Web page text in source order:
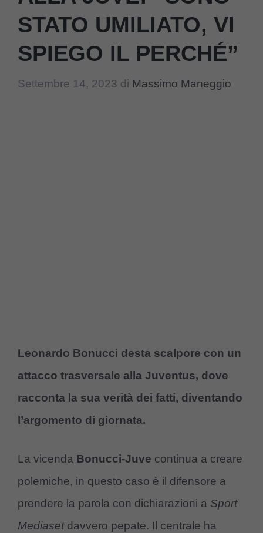
STATO UMILIATO, VI
SPIEGO IL PERCHÉ”
Settembre 14, 2023 di Massimo Maneggio
Leonardo Bonucci desta scalpore con un
attacco trasversale alla Juventus, dove
racconta la sua verità dei fatti, diventando
l’argomento di giornata.
La vicenda Bonucci-Juve continua a creare
polemiche, in questo caso è il difensore a
prendere la parola con dichiarazioni a Sport
Mediasetdavvero pepate. Il centrale ha